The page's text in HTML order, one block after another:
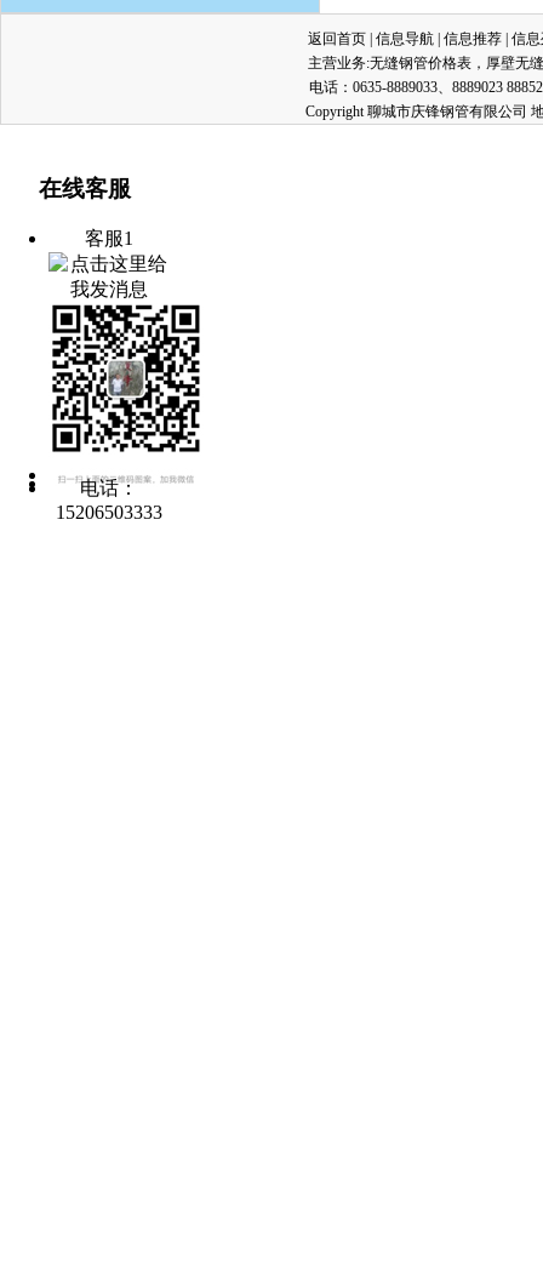
返回首页 信息导航 信息推荐 信
主营业务:无缝钢管价格表， 厚壁无
电话：0635-8889033、8889023
Copyright 聊城市庆锋钢管有限公司
在线客服
客服1
电话：
15206503333